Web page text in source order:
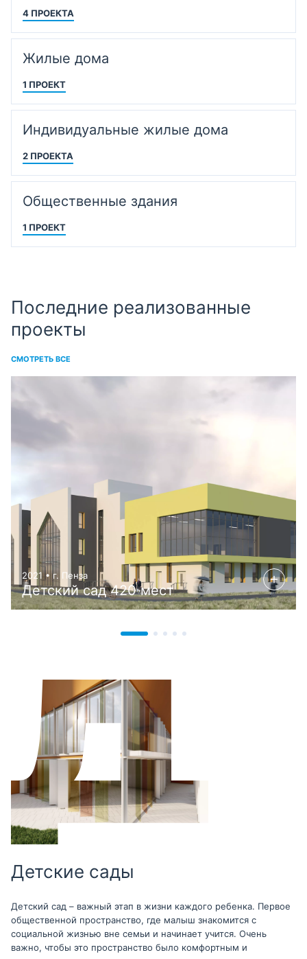
4 ПРОЕКТА
Жилые дома
1 ПРОЕКТ
Индивидуальные жилые дома
2 ПРОЕКТА
Общественные здания
1 ПРОЕКТ
Последние реализованные
проекты
СМОТРЕТЬ ВСЕ
2021 • г. Пенза
Детский сад 420 мест
Детские сады
Детский сад – важный этап в жизни каждого ребенка. Первое
общественной пространство, где малыш знакомится с
социальной жизнью вне семьи и начинает учится. Очень
важно, чтобы это пространство было комфортным и